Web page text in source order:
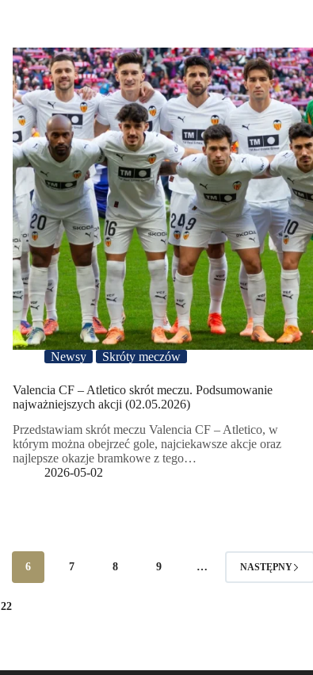
Newsy Skróty meczów
Valencia CF – Atletico skrót meczu. Podsumowanie
najważniejszych akcji (02.05.2026)
Przedstawiam skrót meczu Valencia CF – Atletico, w
którym można obejrzeć gole, najciekawsze akcje oraz
najlepsze okazje bramkowe z tego…
2026-05-02
6 7 8 9 …
22
NASTĘPNY